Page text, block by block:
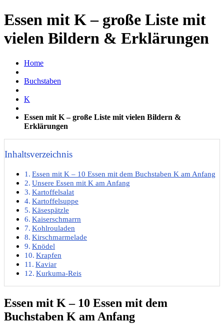
Essen mit K – große Liste mit
vielen Bildern & Erklärungen
Home
Buchstaben
K
Essen mit K – große Liste mit vielen Bildern &
Erklärungen
Inhaltsverzeichnis
Essen mit K – 10 Essen mit dem Buchstaben K am Anfang
Unsere Essen mit K am Anfang
Kartoffelsalat
Kartoffelsuppe
Käsespätzle
Kaiserschmarrn
Kohlrouladen
Kirschmarmelade
Knödel
Krapfen
Kaviar
Kurkuma-Reis
Essen mit K – 10 Essen mit dem
Buchstaben K am Anfang